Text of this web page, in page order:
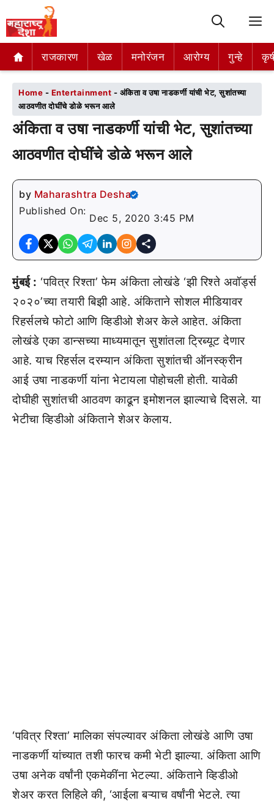
राजकारण खेळ मनोरंजन आरोग्य गुन्हे
राजकारण खेळ मनोरंजन आरोग्य गुन्हे
Home - Entertainment - अंकिता व उषा नाडकर्णी यांची भेट, सुशांतच्या
आठवणीत दोघींचे डोळे भरून आले
अंकिता व उषा नाडकर्णी यांची भेट, सुशांतच्या
आठवणीत दोघींचे डोळे भरून आले
by Maharashtra Desha
Published On:
Dec 5, 2020 3:45 PM
मुंबई : ‘पवित्र रिश्ता’ फेम अंकिता लोखंडे ‘झी रिश्ते अवॉर्ड्स
२०२०’च्या तयारी बिझी आहे. अंकिताने सोशल मीडियावर
रिहर्सलचे फोटो आणि व्हिडीओ शेअर केले आहेत. अंकिता
लोखंडे एका डान्सच्या माध्यमातून सुशांतला ट्रिब्यूट देणार
आहे. याच रिहर्सल दरम्यान अंकिता सुशांतची ऑनस्क्रीन
आई उषा नाडकर्णी यांना भेटायला पोहोचली होती. यावेळी
दोघीही सुशांतची आठवण काढून इमोशनल झाल्याचे दिसले. या
भेटीचा व्हिडीओ अंकिताने शेअर केलाय.
‘पवित्र रिश्ता’ मालिका संपल्यावर अंकिता लोखंडे आणि उषा
नाडकर्णी यांच्यात तशी फारच कमी भेटी झाल्या. अंकिता आणि
उषा अनेक वर्षांनी एकमेकींना भेटल्या. अंकिताने व्हिडीओ
शेअर करत लिहिले की, ‘आईला बऱ्याच वर्षांनी भेटले. त्या